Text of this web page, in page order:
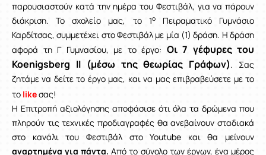
παρουσιαστούν κατά την ημέρα του Φεστιβάλ, για να πάρουν
διάκριση. Το σχολείο μας, το 1οΠειραματικό Γυμνάσιο
Καρδίτσας, συμμετέχει στο Φεστιβάλ με μία (1) δράση. Η δράση
αφορά τη Γ Γυμνασίου, με το έργο: Οι 7 γέφυρες του
Koenigsberg ΙΙ (μέσω της θεωρίας Γράφων). Σας
ζητάμε να δείτε το έργο μας, και να μας επιβραβεύσετε με το
το likeσας!
Η Επιτροπή αξιολόγησης αποφάσισε ότι όλα τα δρώμενα που
πληρούν τις τεχνικές προδιαγραφές θα ανεβαίνουν σταδιακά
στο κανάλι του Φεστιβάλ στο Youtube και θα μείνουν
αναρτημένα για πάντα. Από το σύνολο των έργων, ένα μέρος